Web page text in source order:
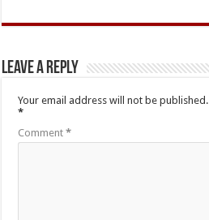
Leave a Reply
Your email address will not be published.
*
Comment*